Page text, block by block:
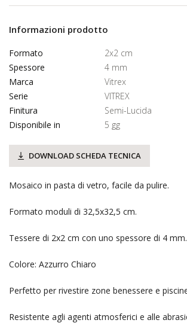
Informazioni prodotto
Formato
2x2 cm
Spessore
4 mm
Marca
Vitrex
Serie
VITREX
Finitura
Semi-Lucida
Disponibile in
5 gg
DOWNLOAD SCHEDA TECNICA
Mosaico in pasta di vetro, facile da pulire.
Formato moduli di 32,5x32,5 cm.
Tessere di 2x2 cm con uno spessore di 4 mm.
Colore: Azzurro Chiaro
Perfetto per rivestire zone benessere e
Resistente agli agenti atmosferici e alle